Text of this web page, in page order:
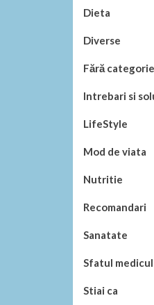
Dieta
Diverse
Fără categorie
Intrebari si
LifeStyle
Mod de viata
Nutritie
Recomandari
Sanatate
Sfatul
Stiai ca